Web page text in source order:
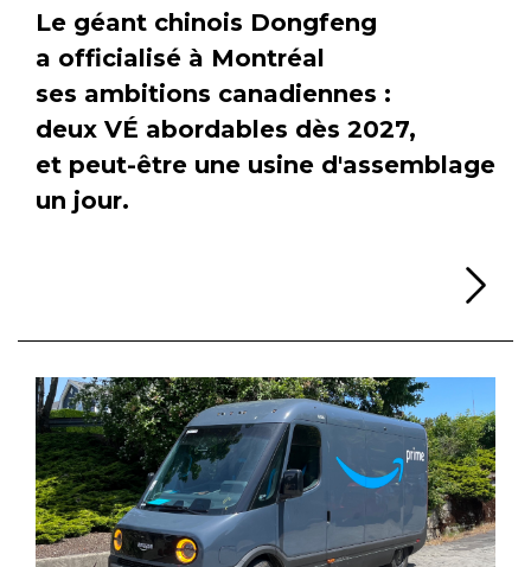
Le géant chinois Dongfeng
a officialisé à Montréal
ses ambitions canadiennes :
deux VÉ abordables dès 2027,
et peut-être une usine d'assemblage
un jour.